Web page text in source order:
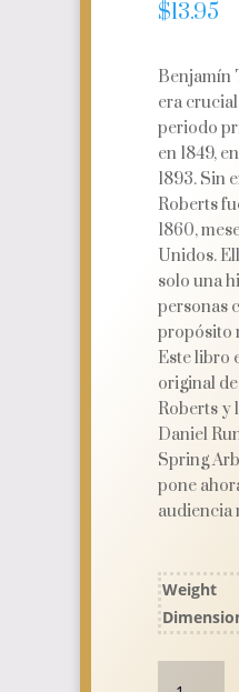
$13.95
Benjamín
era
periodo
en 1849,
1893. Sin
Roberts
1860,
Unidos.
solo una
personas
propósito
Este libro
original
Roberts y
Daniel
Spring
pone
audiencia
Weight